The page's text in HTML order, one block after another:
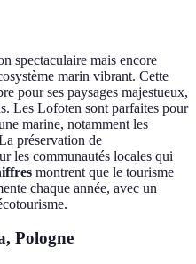
spectaculaire mais encore
marin vibrant. Cette
pour ses paysages majestueux,
Les Lofoten sont parfaites pour
marine, notamment les
préservation de
les communautés locales qui
montrent que le tourisme
chaque année, avec un
Pologne